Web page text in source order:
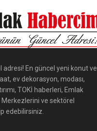
En güncel yeni konut ve
ev dekorasyon, modası,
TOKİ haberleri, Emlak
Merkezlerini ve sektörel
edebilirsiniz.